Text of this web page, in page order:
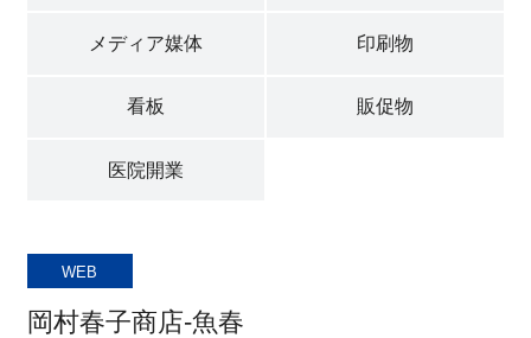
メディア媒体 印刷物
看板 販促物
医院開業
WEB
岡村春子商店-魚春